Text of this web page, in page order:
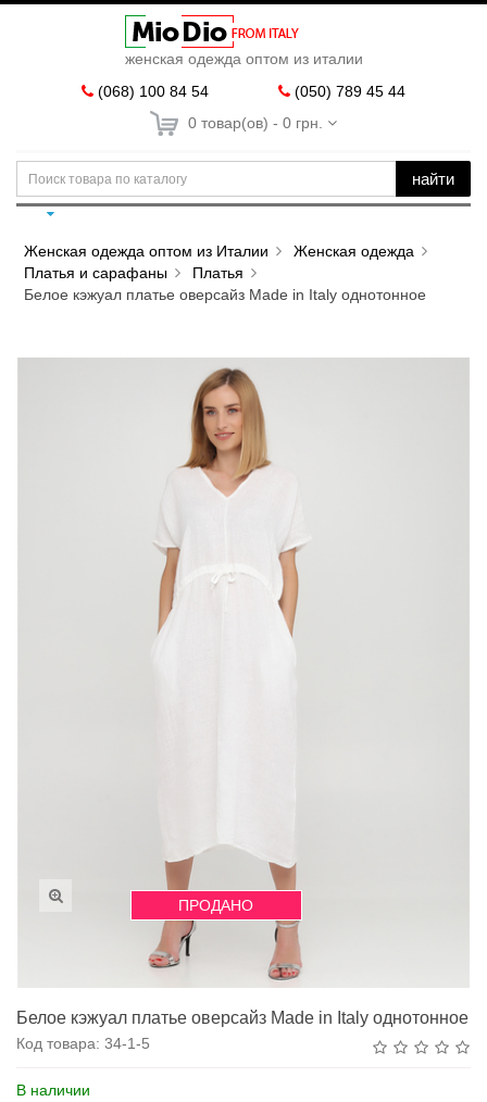
женская одежда оптом из италии
(068) 100 84 54
(050) 789 45 44
0 товар(ов) - 0 грн.
найти
Женская одежда оптом из Италии
Женская одежда
Платья и сарафаны
Платья
Белое кэжуал платье оверсайз Made in Italy однотонное
ПРОДАНО
Белое кэжуал платье оверсайз Made in Italy однотонное
Код товара: 34-1-5
В наличии